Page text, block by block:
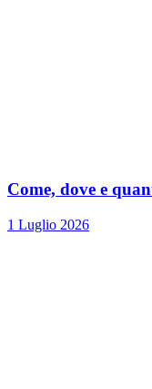
Come, dove e
1 Luglio 2026